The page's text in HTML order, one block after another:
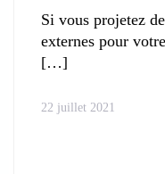
Si vous projetez
externes pour
22 juillet 2021